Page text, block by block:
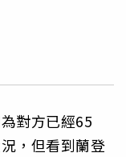
對方已經65
，但看到蘭登